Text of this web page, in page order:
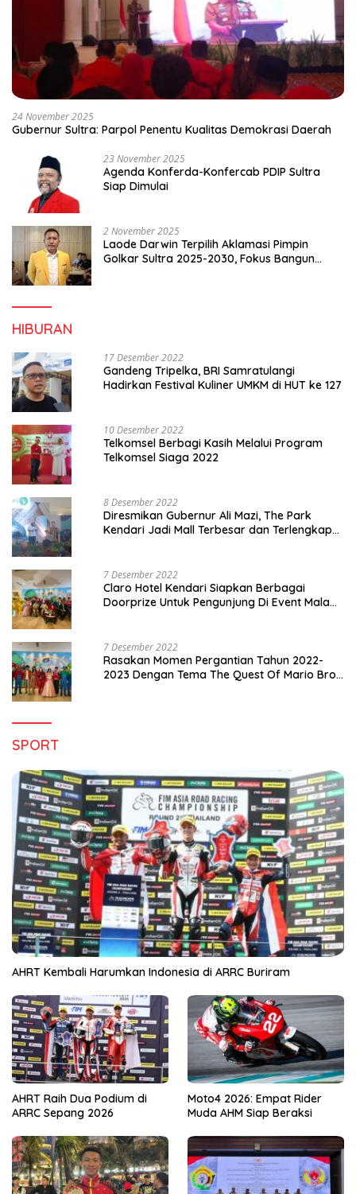
24 November 2025
Gubernur Sultra: Parpol Penentu Kualitas Demokrasi Daerah
23 November 2025
Agenda Konferda-Konfercab PDIP Sultra
Siap Dimulai
2 November 2025
Laode Darwin Terpilih Aklamasi Pimpin
Golkar Sultra 2025-2030, Fokus Bangun
HIBURAN
17 Desember 2022
Gandeng Tripelka, BRI Samratulangi
Hadirkan Festival Kuliner UMKM di HUT ke 127
10 Desember 2022
Telkomsel Berbagi Kasih Melalui Program
Telkomsel Siaga 2022
8 Desember 2022
Diresmikan Gubernur Ali Mazi, The Park
Kendari Jadi Mall Terbesar dan Terlengkap
7 Desember 2022
Claro Hotel Kendari Siapkan Berbagai
Doorprize Untuk Pengunjung Di Event Malam
7 Desember 2022
Rasakan Momen Pergantian Tahun 2022-
2023 Dengan Tema The Quest Of Mario Bros
SPORT
AHRT Kembali Harumkan Indonesia di ARRC Buriram
AHRT Raih Dua Podium di
ARRC Sepang 2026
Moto4 2026: Empat Rider
Muda AHM Siap Beraksi